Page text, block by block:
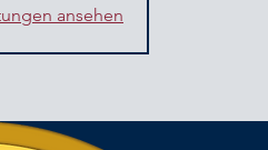
ansehen